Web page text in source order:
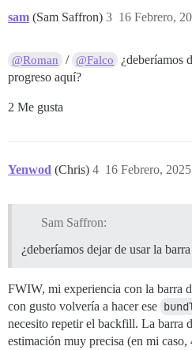
sam (Sam Saffron) 16 Febrero,
3
@Roman / @Falco
¿deberíamos
progreso aquí?
2 Me gusta
Yenwod (Chris) 16 Febrero,
4
Sam Saffron:
¿deberíamos dejar de usar la
FWIW, mi experiencia con la barra
con gusto volvería a hacer ese
necesito repetir el backfill. La barra
estimación muy precisa (en mi caso,